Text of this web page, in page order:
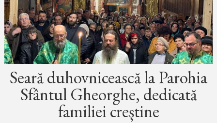
Seară duhovnicească la Parohia
Sfântul Gheorghe, dedicată
familiei creștine